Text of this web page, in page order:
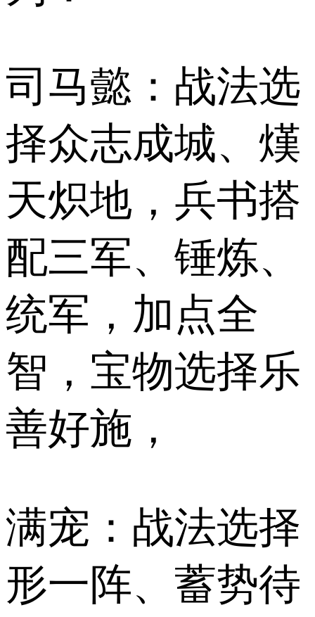
司马懿：战法选
择众志成城、熯
天炽地，兵书搭
配三军、锤炼、
统军，加点全
智，宝物选择乐
善好施，
满宠：战法选择
形一阵、蓄势待